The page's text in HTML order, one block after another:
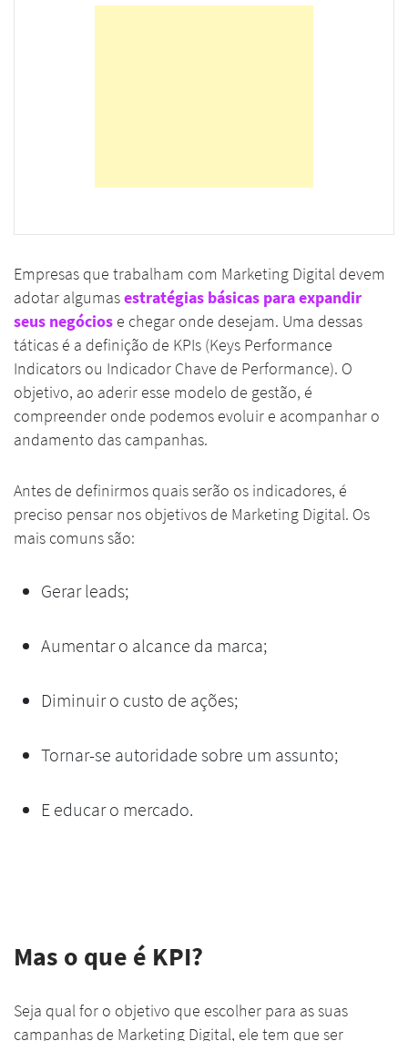
Empresas que trabalham com Marketing Digital devem
adotar algumasestratégias básicas para expandir
seus negócios e chegar onde desejam. Uma dessas
táticas é a definição de KPIs (Keys Performance
Indicators ou Indicador Chave de Performance). O
objetivo, ao aderir esse modelo de gestão, é
compreender onde podemos evoluir e acompanhar o
andamento das campanhas.
Antes de definirmos quais serão os indicadores, é
preciso pensar nos objetivos de Marketing Digital. Os
mais comuns são:
Gerar leads;
Aumentar o alcance da marca;
Diminuir o custo de ações;
Tornar-se autoridade sobre um assunto;
E educar o mercado.
Mas o que é KPI?
Seja qual for o objetivo que escolher para as suas
campanhas de Marketing Digital, ele tem que ser